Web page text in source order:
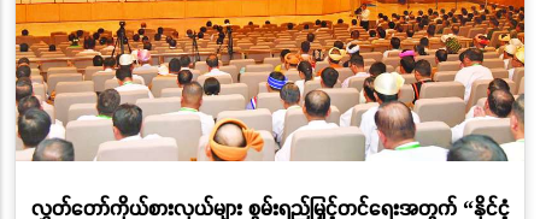
လွှတ်တော်ကိုယ်စားလှယ်များ စွမ်းရည်မြှင့်တင်ရေးအတွက် “နိုင်ငံ့